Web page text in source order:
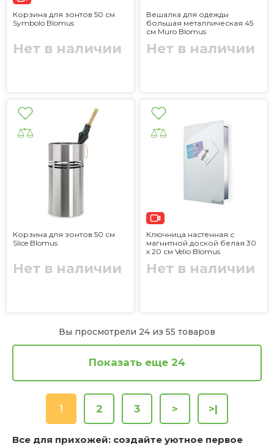
Корзина для зонтов 50 см
Symbolo Blomus
Нет в наличии
Вешалка для одежды
большая металлическая 45
см Muro Blomus
Нет в наличии
Корзина для зонтов 50 см
Slice Blomus
Нет в наличии
Ключница настенная с
магнитной доской белая 30
х 20 см Velio Blomus
Нет в наличии
Вы просмотрели 24 из 55 товаров
Показать еще 24
1 2 3 > >|
Все для прихожей: создайте уютное первое